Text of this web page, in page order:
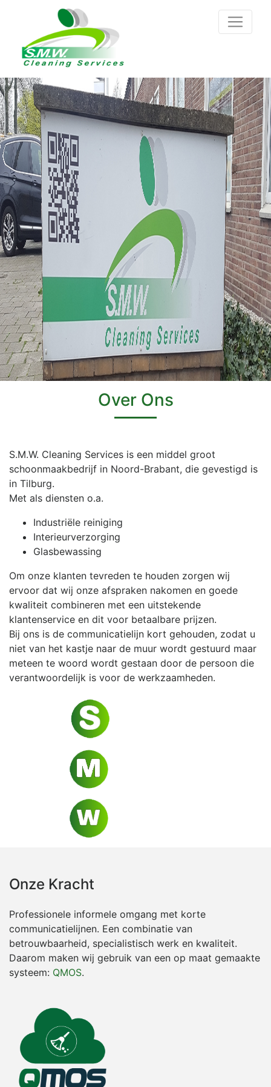
Over Ons
S.M.W. Cleaning Services is een middel groot
schoonmaakbedrijf in Noord-Brabant, die gevestigd is
in Tilburg.
Met als diensten o.a.
Industriële reiniging
Interieurverzorging
Glasbewassing
Om onze klanten tevreden te houden zorgen wij
ervoor dat wij onze afspraken nakomen en goede
kwaliteit combineren met een uitstekende
klantenservice en dit voor betaalbare prijzen.
Bij ons is de communicatielijn kort gehouden, zodat u
niet van het kastje naar de muur wordt gestuurd maar
meteen te woord wordt gestaan door de persoon die
verantwoordelijk is voor de werkzaamheden.
Onze Kracht
Professionele informele omgang met korte
communicatielijnen. Een combinatie van
betrouwbaarheid, specialistisch werk en kwaliteit.
Daarom maken wij gebruik van een op maat gemaakte
systeem: QMOS.